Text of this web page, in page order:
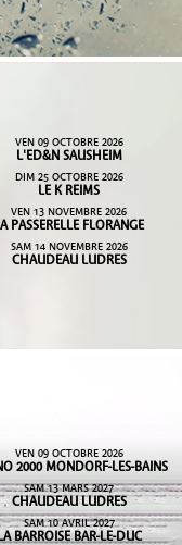
VEN 09 OCTOBRE 2026
L'ED&N SAUSHEIM
DIM 25 OCTOBRE 2026
LE K REIMS
VEN 13 NOVEMBRE 2026
PASSERELLE FLORANGE
SAM 14 NOVEMBRE 2026
CHAUDEAU LUDRES
VEN 09 OCTOBRE 2026
2000 MONDORF-LES-BAINS
SAM 13 MARS 2027
CHAUDEAU LUDRES
SAM 10 AVRIL 2027
BARROISE BAR-LE-DUC